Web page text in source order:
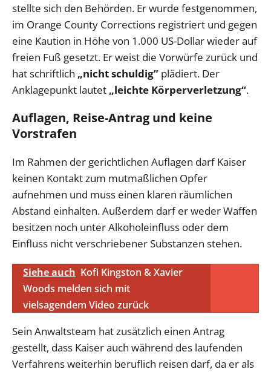
stellte sich den Behörden. Er wurde festgenommen,
im Orange County Corrections registriert und gegen
eine Kaution in Höhe von 1.000 US-Dollar wieder auf
freien Fuß gesetzt. Er weist die Vorwürfe zurück und
hat schriftlich „nicht schuldig” plädiert. Der
Anklagepunkt lautet „leichte Körperverletzung“.
Auflagen, Reise-Antrag und keine
Vorstrafen
Im Rahmen der gerichtlichen Auflagen darf Kaiser
keinen Kontakt zum mutmaßlichen Opfer
aufnehmen und muss einen klaren räumlichen
Abstand einhalten. Außerdem darf er weder Waffen
besitzen noch unter Alkoholeinfluss oder dem
Einfluss nicht verschriebener Substanzen stehen.
Siehe auch Kofi Kingston & Xavier
Woods melden sich mit
vielsagendem Video zurück
Sein Anwaltsteam hat zusätzlich einen Antrag
gestellt, dass Kaiser auch während des laufenden
Verfahrens weiterhin beruflich reisen darf, da er als